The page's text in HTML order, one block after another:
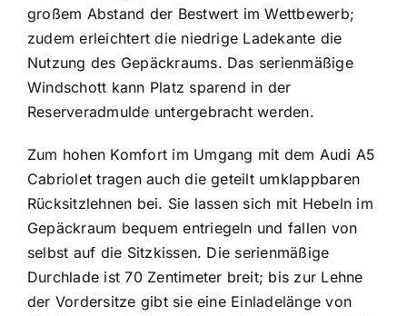
großem Abstand der Bestwert im Wettbewerb;
zudem erleichtert die niedrige Ladekante die
Nutzung des Gepäckraums. Das serienmäßige
Windschott kann Platz sparend in der
Reserveradmulde untergebracht werden.
Zum hohen Komfort im Umgang mit dem Audi A5
Cabriolet tragen auch die geteilt umklappbaren
Rücksitzlehnen bei. Sie lassen sich mit Hebeln im
Gepäckraum bequem entriegeln und fallen von
selbst auf die Sitzkissen. Die serienmäßige
Durchlade ist 70 Zentimeter breit; bis zur Lehne
der Vordersitze gibt sie eine Einladelänge von